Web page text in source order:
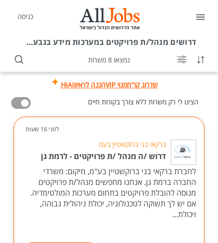
כניסה
דרושים מנהל/ת פרויקטים במערכות מידע בגבעתיים
נמצאו 8 משרות
שדרוג קו"חמנוי VIP הכנה לראיוןHiAi
הציגו לי רק משרות ללא צורך בקורות חיים
לפני 16 שעות
ברקאי בני ברוקשטיין בעמ
דרוש /ה מנהל /ת פרויקטים - לרמת גן
לחברת ברקאי בני ברוקשטיין בע"מ, מיקום: משרדי
החברה ברמת גן. אנחנו מחפשים מנהל/ת פרויקטים
מנוסה להובלת פרויקטים בתחום מערכות המולטימדיה.
אם יש לך תשוקה לטכנולוגיה, יכולת ניהולית גבוהה,
ויכולת...